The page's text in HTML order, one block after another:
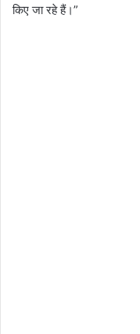
किए जा रहे हैं।”